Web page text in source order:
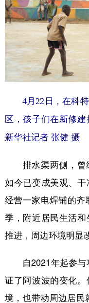
4月22日，在科特
区，孩子们在新修建
新华社记者 张健 摄
排水渠两侧，曾经
如今已变成美观、
经营一家电焊铺的齐
季，附近居民生活和
推进，周边环境明显
自2021年起参与
证了阿波波的变化
境，也带动周边居民